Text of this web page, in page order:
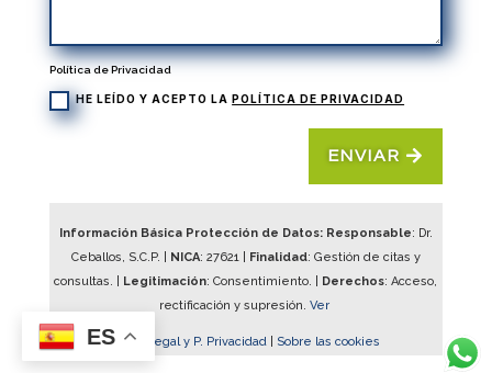
Política de Privacidad
HE LEÍDO Y ACEPTO LA POLÍTICA DE PRIVACIDAD
ENVIAR
Información Básica Protección de Datos: Responsable: Dr.
Ceballos, S.C.P. |
NICA: 27621| Finalidad: Gestión de citas y
consultas. |
Legitimación: Consentimiento. | Derechos: Acceso,
rectificación y supresión. Ver
Aviso Legal y P. Privacidad Sobre las cookies
ES